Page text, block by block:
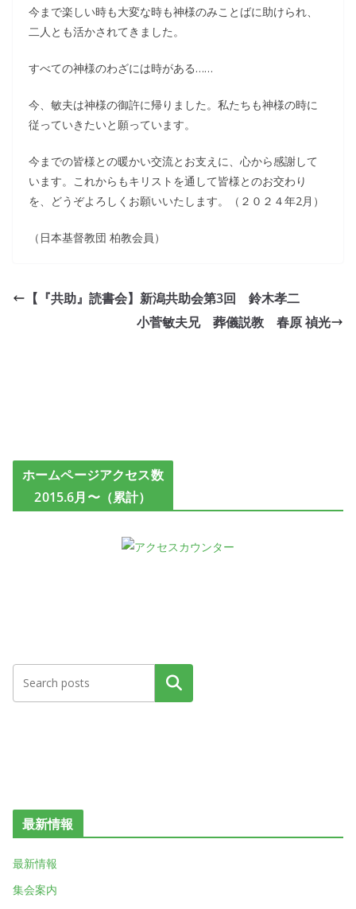
今まで楽しい時も大変な時も神様のみことばに助けられ、
二人とも活かされてきました。
すべての神様のわざには時がある……
今、敏夫は神様の御許に帰りました。私たちも神様の時に
従っていきたいと願っています。
今までの皆様との暖かい交流とお支えに、心から感謝して
います。これからもキリストを通して皆様とのお交わり
を、どうぞよろしくお願いいたします。（２０２４年2月）
（日本基督教団 柏教会員）
【『共助』読書会】新潟共助会第3回 鈴木孝二
小菅敏夫兄 葬儀説教 春原 禎光
ホームページアクセス数
2015.6月〜（累計）
検索
最新情報
最新情報
集会案内